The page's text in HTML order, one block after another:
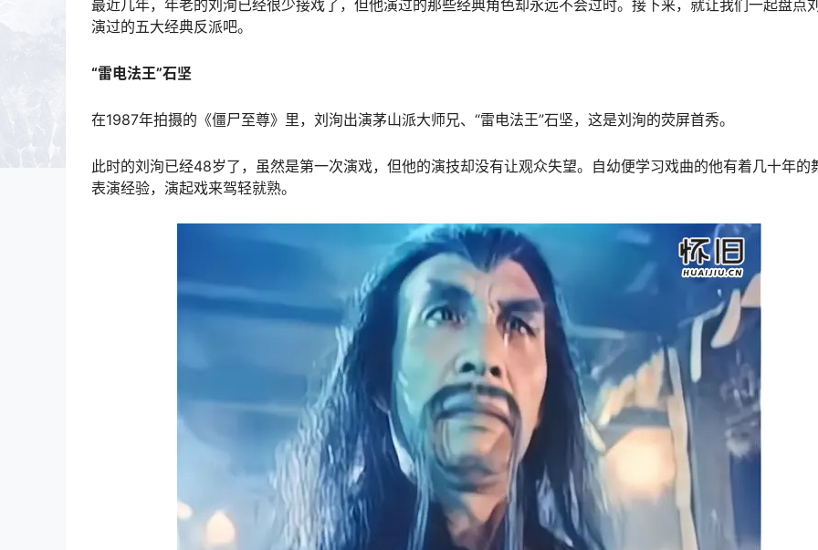
最近几年，年老的刘洵已经很少接戏了，但他演过的那些经典角色却永远不会过时。接下来，就让我们一起盘点
演过的五大经典反派吧。
“雷电法王”石坚
在1987年拍摄的《僵尸至尊》里，刘洵出演茅山派大师兄、“雷电法王”石坚，这是刘洵的荧屏首秀。
此时的刘洵已经48岁了，虽然是第一次演戏，但他的演技却没有让观众失望。自幼便学习戏曲的他有着几十年的
表演经验，演起戏来驾轻就熟。